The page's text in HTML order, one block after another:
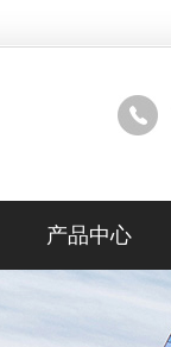
产品中心